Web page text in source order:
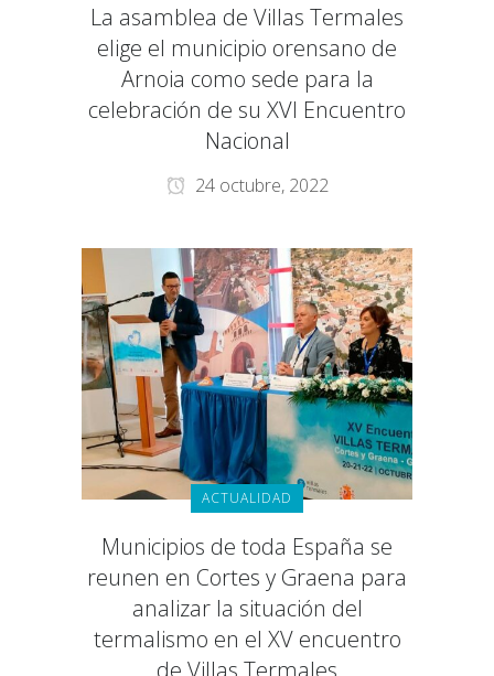
La asamblea de Villas Termales
elige el municipio orensano de
Arnoia como sede para la
celebración de su XVI Encuentro
Nacional
24 octubre, 2022
ACTUALIDAD
Municipios de toda España se
reunen en Cortes y Graena para
analizar la situación del
termalismo en el XV encuentro
de Villas Termales